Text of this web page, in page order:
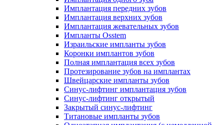
Имплантация передних зубов
Имплантация верхних зубов
Имплантация жевательных зубов
Импланты Osstem
Израильские импланты зубов
Коронки имплантов зубов
Полная имплантация всех зубов
Протезирование зубов на имплантах
Швейцарские импланты зубов
Синус-лифтинг имплантация зубов
Синус-лифтинг открытый
Закрытый синус-лифтинг
Титановые импланты зубов